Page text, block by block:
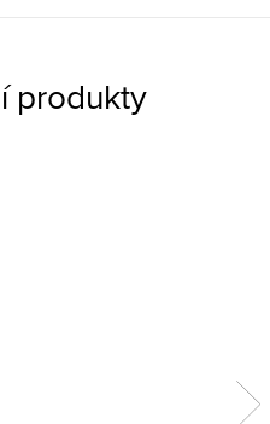
produkty